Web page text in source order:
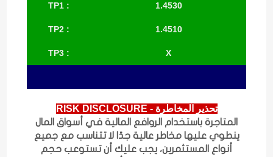
1.4530
:
1.4510
:
X
:
TP3
تحذير المخاطرة - RISK DISCLOSURE
المتاجرة باستخدام الروافع المالية في أسواق المال
ينطوي عليها مخاطر عالية جدًا لا تتناسب مع جميع
أنواع المستثمرين، يجب عليك أن تستوعب حجم